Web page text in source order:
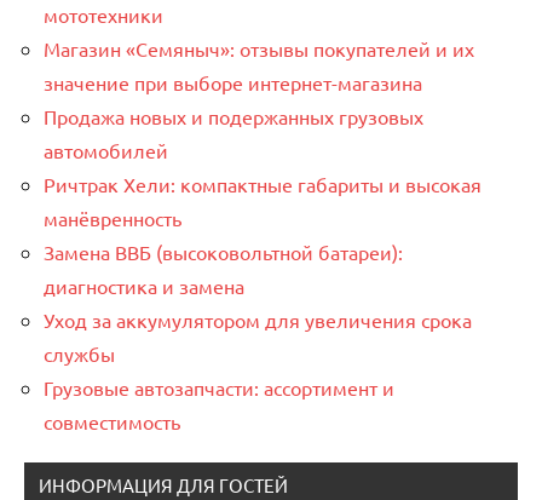
мототехники
Магазин «Семяныч»: отзывы покупателей и их
значение при выборе интернет-магазина
Продажа новых и подержанных грузовых
автомобилей
Ричтрак Хели: компактные габариты и высокая
манёвренность
Замена ВВБ (высоковольтной батареи):
диагностика и замена
Уход за аккумулятором для увеличения срока
службы
Грузовые автозапчасти: ассортимент и
совместимость
ИНФОРМАЦИЯ ДЛЯ ГОСТЕЙ